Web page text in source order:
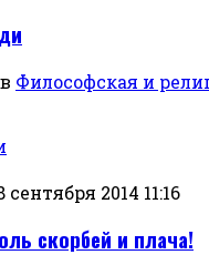
Философская и
2014 11:16
скорбей и плача!